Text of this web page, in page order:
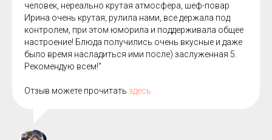
человек, нереально крутая атмосфера, шеф-повар
Ирина очень крутая, рулила нами, все держала под
контролем, при этом юморила и поддерживала общее
настроение! Блюда получились очень вкусные и даже
было время насладиться ими после) заслуженная 5.
Рекомендую всем!"
Отзыв можете прочитать здесь